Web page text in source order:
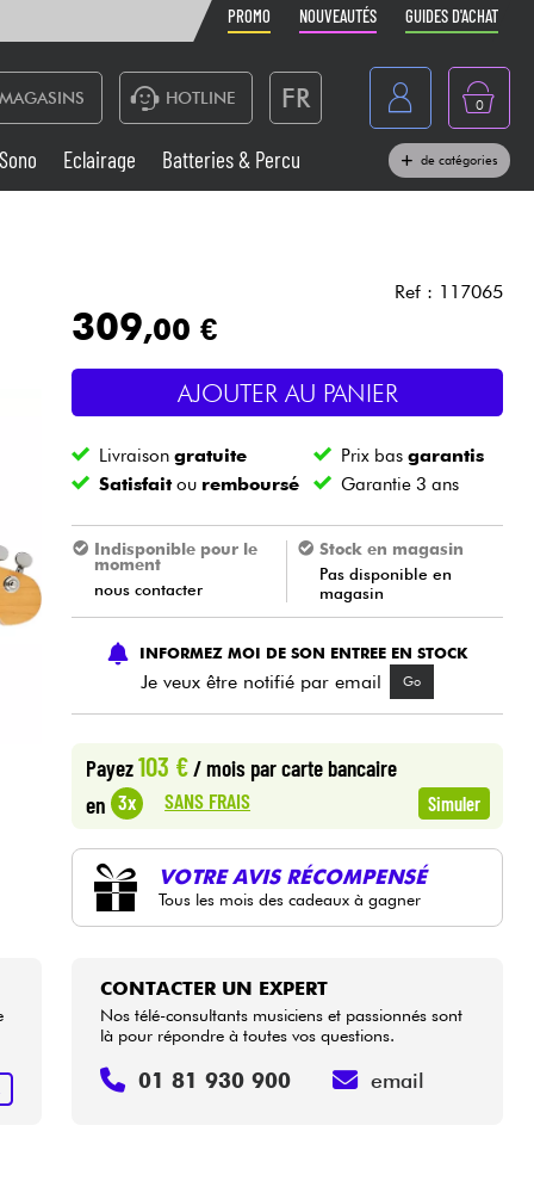
PROMO NOUVEAUTÉS GUIDES D'ACHAT
HOTLINE FR
Belgique
België
Nederland
0
Sono
Vents
Câbles & Access.
Sono Eclairage Batteries & Percu de catégories
Ref : 117065
309,00 €
AJOUTER AU PANIER
Livraisongratuite Prix bas garantis
Satisfaitou remboursé Garantie 3 ans
Indisponible pour le
moment
nous contacter
Stock en magasin
Pas disponible en
magasin
INFORMEZ MOI DE SON ENTREE EN STOCK
Je veux être notifié par email Go
Payez103 €/ mois par carte bancaire
en 3x SANS FRAIS Simuler
VOTRE AVIS RÉCOMPENSÉ
Tous les mois des cadeaux à gagner
CONTACTER UN EXPERT
Nos télé-consultants musiciens et passionnés sont
là pour répondre à toutes vos questions.
01 81 930 900 email